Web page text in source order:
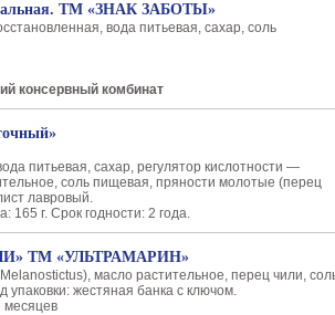
ТМ «ЗНАК ЗАБОТЫ»
вода питьевая, сахар, соль
консервный комбинат
питьевая, сахар, регулятор кислотности —
соль пищевая, пряности молотые (перец
лавровый.
165 г. Срок годности: 2 года.
ТМ «УЛЬТРАМАРИН»
масло растительное, перец чили,
упаковки: жестяная банка с ключом.
месяцев